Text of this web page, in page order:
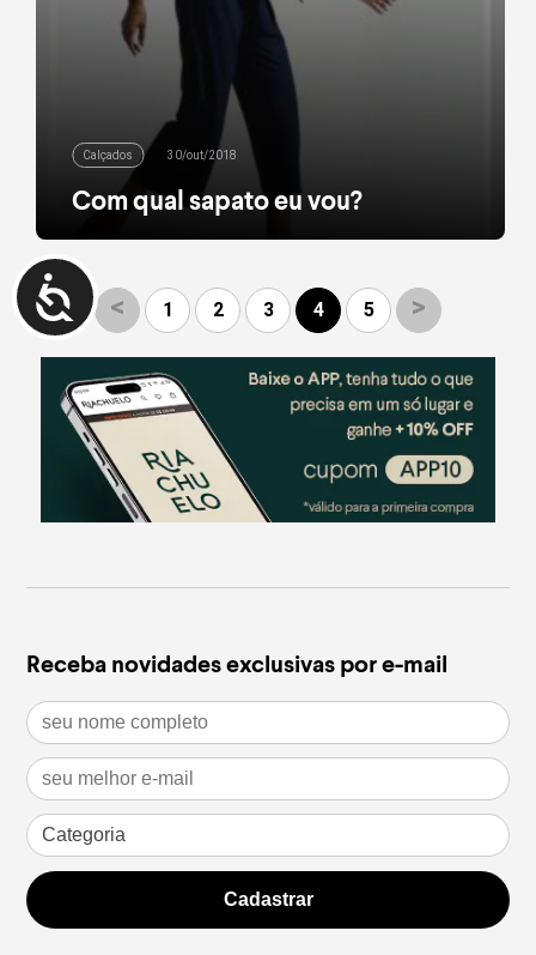
Calçados 30/out/2018
Com qual sapato eu vou?
Quem nunca passou pela situação de montar um
look, se olhar no espelho e pensar: e agora, com
qual sapato eu vou? Escolher o calçado perfeito é
essencial para compor o visual, já que ele pode ser
(ou não) o destaque da sua produção. Para te
ajudar nessa tarefa de mix & match, nós reunimos
[…]
leia mais
< 1 2 3 4 5 >
Receba novidades exclusivas por e-mail